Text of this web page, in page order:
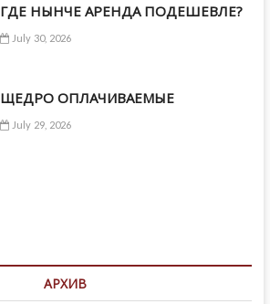
ГДЕ НЫНЧЕ АРЕНДА ПОДЕШЕВЛЕ?
July 30, 2026
ЩЕДРО ОПЛАЧИВАЕМЫЕ
July 29, 2026
АРХИВ